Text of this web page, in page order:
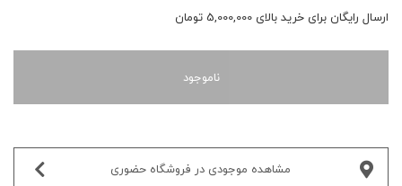
ارسال رایگان برای خرید بالای 5,000,000 تومان
ناموجود
مشاهده موجودی در فروشگاه حضوری‌